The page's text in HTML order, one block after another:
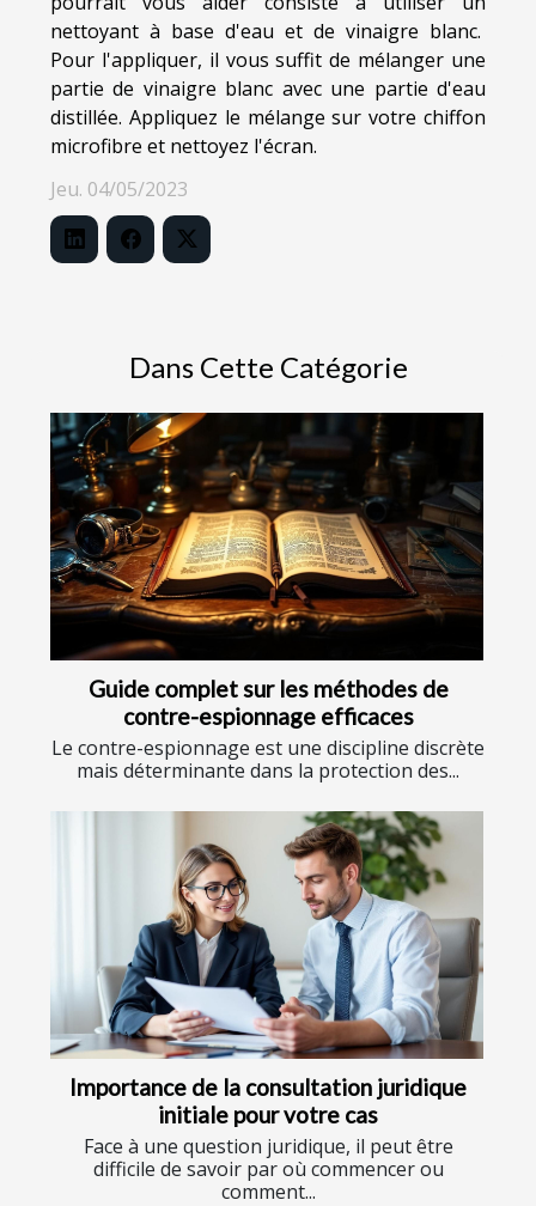
nettoyant à base d'eau et de vinaigre blanc.
Pour l'appliquer, il vous suffit de mélanger une
partie de vinaigre blanc avec une partie d'eau
distillée. Appliquez le mélange sur votre chiffon
microfibre et nettoyez l'écran.
Jeu. 04/05/2023
Dans Cette Catégorie
Guide complet sur les méthodes de
contre-espionnage efficaces
Le contre-espionnage est une discipline discrète
mais déterminante dans la protection des...
Importance de la consultation juridique
initiale pour votre cas
Face à une question juridique, il peut être
difficile de savoir par où commencer ou
comment...